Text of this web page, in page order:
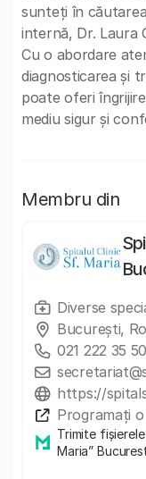
sunteți în
internă, Dr. Laura
Cu o abordare
diagnosticarea și
poate oferi
mediu sigur și
Membru din
Diverse
București,
021 222 35 50
https://
Programați
Trimite
Maria”